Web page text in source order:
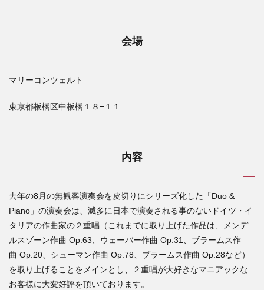
会場
マリーコンツェルト
東京都板橋区中板橋１８−１１
内容
去年の8月の無観客演奏会を皮切りにシリーズ化した「Duo &
Piano」の演奏会は、滅多に日本で演奏される事のないドイツ・イ
タリアの作曲家の２重唱（これまでに取り上げた作品は、メンデ
ルスゾーン作曲 Op.63、ウェーバー作曲 Op.31、ブラームス作
曲 Op.20、シューマン作曲 Op.78、ブラームス作曲 Op.28など）
を取り上げることをメインとし、２重唱が大好きなマニアックな
お客様に大変好評を頂いております。